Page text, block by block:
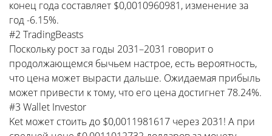
конец года составляет $0,0010960981, изменение за
год -6.15%.
#2 TradingBeasts
Поскольку рост за годы 2031–2031 говорит о
продолжающемся бычьем настрое, есть вероятность,
что цена может вырасти дальше. Ожидаемая прибыль
может привести к тому, что его цена достигнет 78.24%.
#3 Wallet Investor
Ket может стоить до $0,0011981617 через 2031! А при